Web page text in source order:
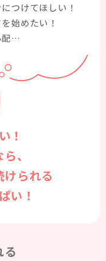
つけてほしい！
始めたい！
配…
！
、
られる
い！
る